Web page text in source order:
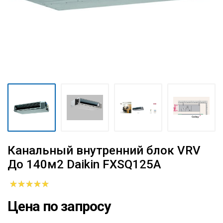
Канальный внутренний блок VRV
До 140м2 Daikin FXSQ125A
Цена по запросу